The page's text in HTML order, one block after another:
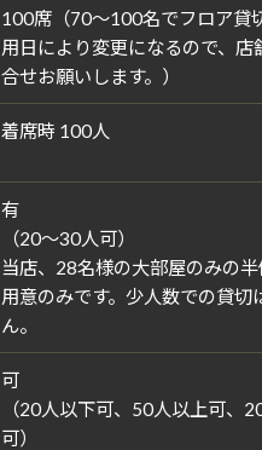
100席（70～100名でフロア貸
用日により変更になるので、店
合せお願いします。）
着席時 100人
有
（20～30人可）
当店、28名様の大部屋のみの
用意のみです。少人数での貸切
ん。
可
（20人以下可、50人以上可、
可）